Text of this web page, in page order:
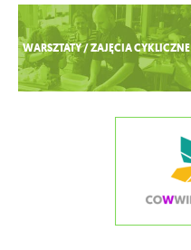
Zobacz więcej
WARSZTATY / ZAJĘCIA CYKLICZNE